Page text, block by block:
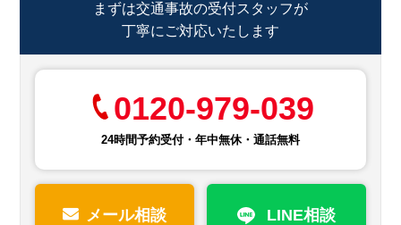
まずは交通事故の受付スタッフが
丁寧にご対応いたします
0120-979-039
24時間予約受付・年中無休・通話無料
メール相談 LINE相談